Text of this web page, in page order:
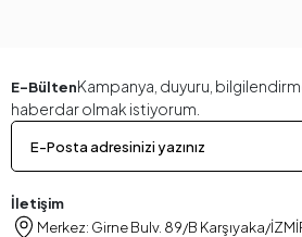
E-BültenKampanya, duyuru,
haberdar olmak istiyorum.
İletişim
Merkez: Girne Bulv. 89/B Karşıyaka/